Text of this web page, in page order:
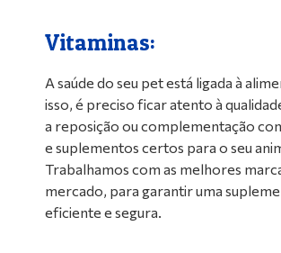
Vitaminas:
A saúde do seu pet está ligada à
isso, é preciso ficar atento à
a reposição ou complementação
e suplementos certos para o seu
Trabalhamos com as melhores
mercado, para garantir uma
eficiente e segura.